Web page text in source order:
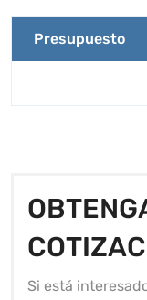
Presupuesto
Si está